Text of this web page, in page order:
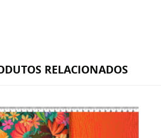
RELACIONADOS